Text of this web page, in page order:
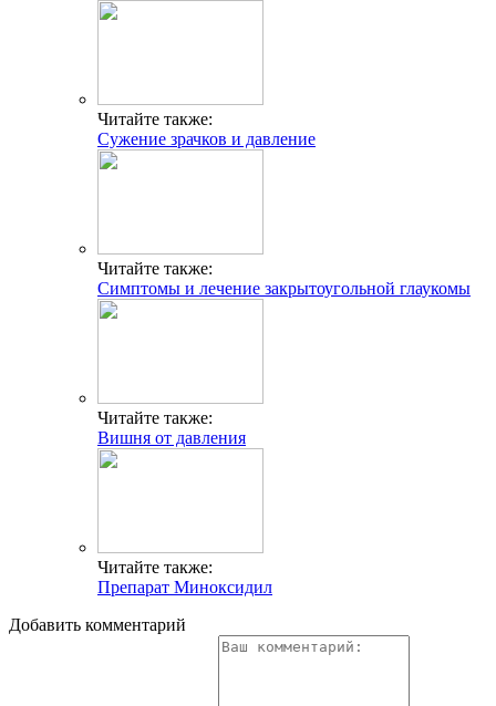
Читайте также:
Сужение зрачков и давление
Читайте также:
Симптомы и лечение закрытоугольной глаукомы
Читайте также:
Вишня от давления
Читайте также:
Препарат Миноксидил
Добавить комментарий